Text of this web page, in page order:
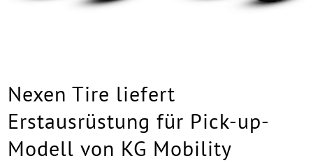
Nexen Tire liefert
Erstausrüstung für Pick-up-
Modell von KG Mobility